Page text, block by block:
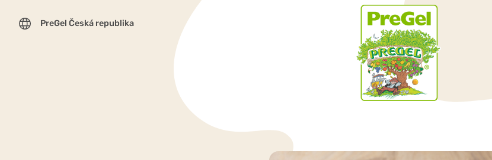
PreGel Česká republika